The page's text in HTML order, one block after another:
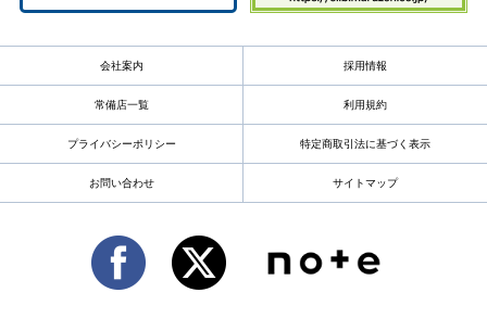
会社案内 採用情報
常備店一覧 利用規約
プライバシーポリシー 特定商取引法に基づく表示
お問い合わせ サイトマップ